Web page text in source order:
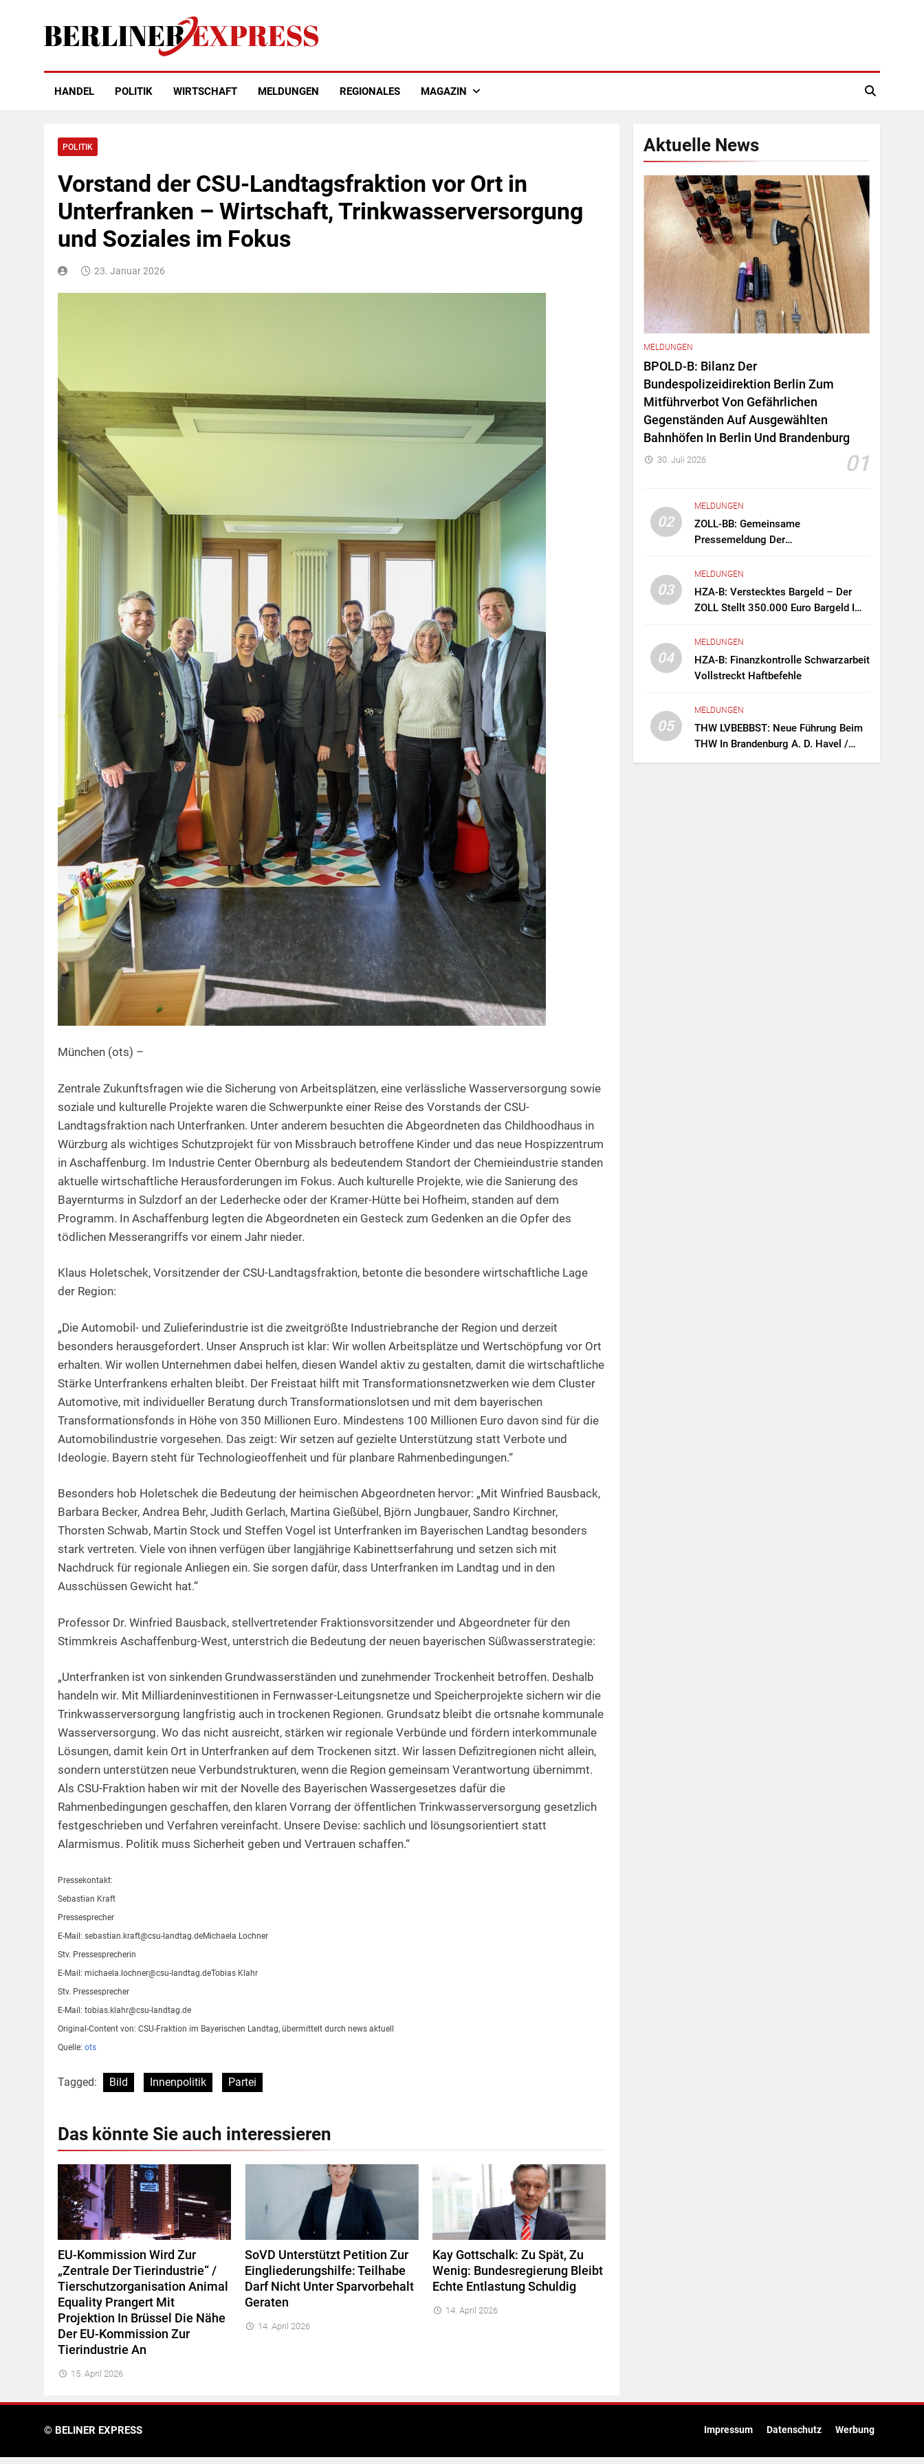
Berliner Express
HANDEL POLITIK WIRTSCHAFT MELDUNGEN REGIONALES MAGAZIN
POLITIK
Vorstand der CSU-Landtagsfraktion vor Ort in
Unterfranken – Wirtschaft, Trinkwasserversorgung
und Soziales im Fokus
23. Januar 2026
München (ots) –
Zentrale Zukunftsfragen wie die Sicherung von Arbeitsplätzen, eine verlässliche Wasserversorgung sowie
soziale und kulturelle Projekte waren die Schwerpunkte einer Reise des Vorstands der CSU-
Landtagsfraktion nach Unterfranken. Unter anderem besuchten die Abgeordneten das Childhoodhaus in
Würzburg als wichtiges Schutzprojekt für von Missbrauch betroffene Kinder und das neue Hospizzentrum
in Aschaffenburg. Im Industrie Center Obernburg als bedeutendem Standort der Chemieindustrie standen
aktuelle wirtschaftliche Herausforderungen im Fokus. Auch kulturelle Projekte, wie die Sanierung des
Bayernturms in Sulzdorf an der Lederhecke oder der Kramer-Hütte bei Hofheim, standen auf dem
Programm. In Aschaffenburg legten die Abgeordneten ein Gesteck zum Gedenken an die Opfer des
tödlichen Messerangriffs vor einem Jahr nieder.
Klaus Holetschek, Vorsitzender der CSU-Landtagsfraktion, betonte die besondere wirtschaftliche Lage
der Region:
„Die Automobil- und Zulieferindustrie ist die zweitgrößte Industriebranche der Region und derzeit
besonders herausgefordert. Unser Anspruch ist klar: Wir wollen Arbeitsplätze und Wertschöpfung vor Ort
erhalten. Wir wollen Unternehmen dabei helfen, diesen Wandel aktiv zu gestalten, damit die wirtschaftliche
Stärke Unterfrankens erhalten bleibt. Der Freistaat hilft mit Transformationsnetzwerken wie dem Cluster
Automotive, mit individueller Beratung durch Transformationslotsen und mit dem bayerischen
Transformationsfonds in Höhe von 350 Millionen Euro. Mindestens 100 Millionen Euro davon sind für die
Automobilindustrie vorgesehen. Das zeigt: Wir setzen auf gezielte Unterstützung statt Verbote und
Ideologie. Bayern steht für Technologieoffenheit und für planbare Rahmenbedingungen.“
Besonders hob Holetschek die Bedeutung der heimischen Abgeordneten hervor: „Mit Winfried Bausback,
Barbara Becker, Andrea Behr, Judith Gerlach, Martina Gießübel, Björn Jungbauer, Sandro Kirchner,
Thorsten Schwab, Martin Stock und Steffen Vogel ist Unterfranken im Bayerischen Landtag besonders
stark vertreten. Viele von ihnen verfügen über langjährige Kabinettserfahrung und setzen sich mit
Nachdruck für regionale Anliegen ein. Sie sorgen dafür, dass Unterfranken im Landtag und in den
Ausschüssen Gewicht hat.“
Professor Dr. Winfried Bausback, stellvertretender Fraktionsvorsitzender und Abgeordneter für den
Stimmkreis Aschaffenburg-West, unterstrich die Bedeutung der neuen bayerischen Süßwasserstrategie:
„Unterfranken ist von sinkenden Grundwasserständen und zunehmender Trockenheit betroffen. Deshalb
handeln wir. Mit Milliardeninvestitionen in Fernwasser-Leitungsnetze und Speicherprojekte sichern wir die
Trinkwasserversorgung langfristig auch in trockenen Regionen. Grundsatz bleibt die ortsnahe kommunale
Wasserversorgung. Wo das nicht ausreicht, stärken wir regionale Verbünde und fördern interkommunale
Lösungen, damit kein Ort in Unterfranken auf dem Trockenen sitzt. Wir lassen Defizitregionen nicht allein,
sondern unterstützen neue Verbundstrukturen, wenn die Region gemeinsam Verantwortung übernimmt.
Als CSU-Fraktion haben wir mit der Novelle des Bayerischen Wassergesetzes dafür die
Rahmenbedingungen geschaffen, den klaren Vorrang der öffentlichen Trinkwasserversorgung gesetzlich
festgeschrieben und Verfahren vereinfacht. Unsere Devise: sachlich und lösungsorientiert statt
Alarmismus. Politik muss Sicherheit geben und Vertrauen schaffen.“
Pressekontakt:
Sebastian Kraft
Pressesprecher
E-Mail: sebastian.kraft@csu-landtag.deMichaela Lochner
Stv. Pressesprecherin
E-Mail: michaela.lochner@csu-landtag.deTobias Klahr
Stv. Pressesprecher
E-Mail: tobias.klahr@csu-landtag.de
Original-Content von: CSU-Fraktion im Bayerischen Landtag, übermittelt durch news aktuell
Quelle: ots
Tagged: Bild Innenpolitik Partei
Das könnte Sie auch interessieren
EU-Kommission Wird Zur
„Zentrale Der Tierindustrie“ /
Tierschutzorganisation Animal
Equality Prangert Mit
Projektion In Brüssel Die Nähe
Der EU-Kommission Zur
Tierindustrie An
15. April 2026
SoVD Unterstützt Petition Zur
Eingliederungshilfe: Teilhabe
Darf Nicht Unter Sparvorbehalt
Geraten
14. April 2026
Kay Gottschalk: Zu Spät, Zu
Wenig: Bundesregierung Bleibt
Echte Entlastung Schuldig
14. April 2026
Aktuelle News
MELDUNGEN
BPOLD-B: Bilanz Der
Bundespolizeidirektion Berlin Zum
Mitführverbot Von Gefährlichen
Gegenständen Auf Ausgewählten
Bahnhöfen In Berlin Und Brandenburg
01
30. Juli 2026
02
MELDUNGEN
ZOLL-BB: Gemeinsame
Pressemeldung Der
Zollfahndungsamtes Berlin-
Brandenburg Zollfahndung Hebt
Mutmaßliches Drogenlabor Aus
03
MELDUNGEN
HZA-B: Verstecktes Bargeld – Der
ZOLL Stellt 350.000 Euro Bargeld Im
04
MELDUNGEN
HZA-B: Finanzkontrolle Schwarzarbeit
Vollstreckt Haftbefehle
05
MELDUNGEN
THW LVBEBBST: Neue Führung Beim
THW In Brandenburg A. D. Havel /
Zwei Frauen An Der Spitze Des
© BELINER EXPRESS Impressum Datenschutz Werbung